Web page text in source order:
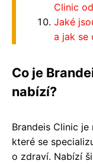
Clinic
Jaké
a jak se
Co je
nabízí?
Brandeis Clinic
které se
o zdraví. Nabízí